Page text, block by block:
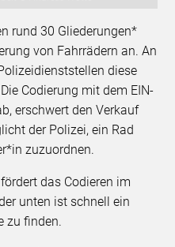
rund 30 Gliederungen*
von Fahrrädern an. An
diese
Codierung mit dem EIN-
erschwert den Verkauf
der Polizei, ein Rad
zuzuordnen.
das Codieren im
unten ist schnell ein
zu finden.